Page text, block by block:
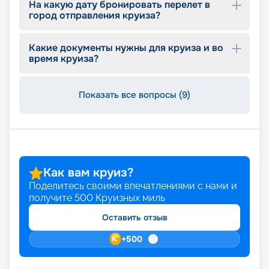
описание маршрутов, расписание отправления
на 2026 - 2027 г., обзор бесплатных услуг,
На какую дату бронировать перелет в
город отправления круиза?
Какие документы нужны для круиза и во
время круиза?
Показать все вопросы (9)
Как вам круиз?
Поделитесь своими впечатлениями с нами и
получите 500 Круизных миль
Оставить отзыв
+500